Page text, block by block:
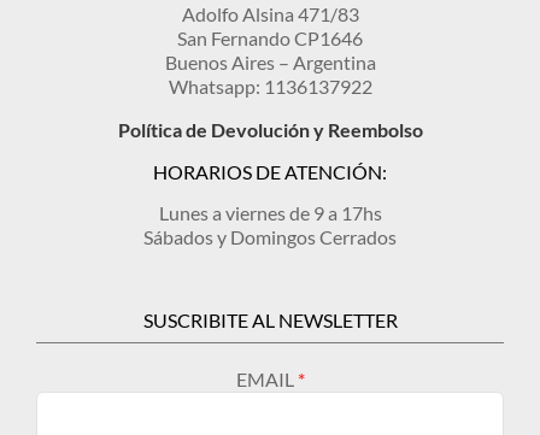
Adolfo Alsina 471/83
San Fernando CP1646
Buenos Aires – Argentina
Whatsapp: 1136137922
Política de Devolución y Reembolso
HORARIOS DE ATENCIÓN:
Lunes a viernes de 9 a 17hs
Sábados y Domingos Cerrados
SUSCRIBITE AL NEWSLETTER
EMAIL